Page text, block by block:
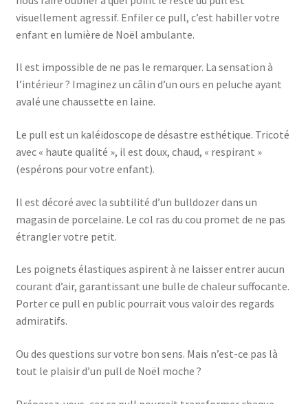
visuellement agressif. Enfiler ce pull, c’est habiller votre
enfant en lumière de Noël ambulante.
Il est impossible de ne pas le remarquer. La sensation à
l’intérieur ? Imaginez un câlin d’un ours en peluche ayant
avalé une chaussette en laine.
Le pull est un kaléidoscope de désastre esthétique. Tricoté
avec « haute qualité », il est doux, chaud, « respirant »
(espérons pour votre enfant).
Il est décoré avec la subtilité d’un bulldozer dans un
magasin de porcelaine. Le col ras du cou promet de ne pas
étrangler votre petit.
Les poignets élastiques aspirent à ne laisser entrer aucun
courant d’air, garantissant une bulle de chaleur suffocante.
Porter ce pull en public pourrait vous valoir des regards
admiratifs.
Ou des questions sur votre bon sens. Mais n’est-ce pas là
tout le plaisir d’un pull de Noël moche ?